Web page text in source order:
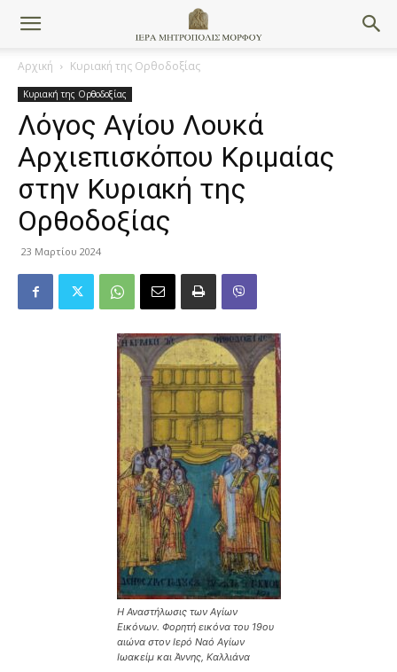
Αρχική Κυριακή της Ορθοδοξίας
Κυριακή της Ορθοδοξίας
Λόγος Αγίου Λουκά
Αρχιεπισκόπου Κριμαίας
στην Κυριακή της
Ορθοδοξίας
23 Μαρτίου 2024
Η Αναστήλωσις των Αγίων
Εικόνων. Φορητή εικόνα του 19ου
αιώνα στον Ιερό Ναό Αγίων
Ιωακείμ και Άννης, Καλλιάνα